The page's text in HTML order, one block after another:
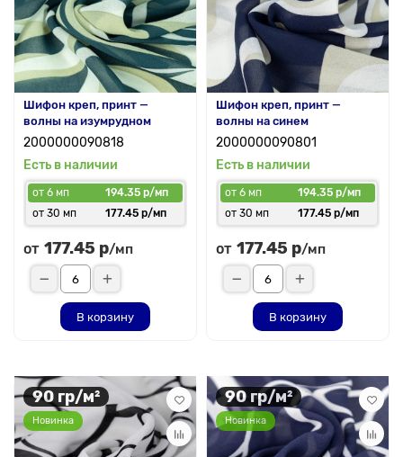
Шифон креп, принт —
волны на изумрудном
2000000090818
Есть в наличии
от 6 мп
194.35 р/мп
от 30 мп
177.45 р/мп
от 177.45 р/мп
В корзину
Шифон креп, принт —
волны на синем
2000000090801
Есть в наличии
от 6 мп
194.35 р/мп
от 30 мп
177.45 р/мп
от 177.45 р/мп
В корзину
90 гр/м²
Новинка
90 гр/м²
Новинка